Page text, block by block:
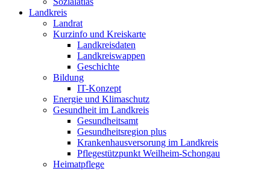
Landkreis
Landrat
Kurzinfo und Kreiskarte
Landkreisdaten
Landkreiswappen
Geschichte
Bildung
IT-Konzept
Energie und Klimaschutz
Gesundheit im Landkreis
Gesundheitsamt
Gesundheitsregion plus
Krankenhausversorung im Landkreis
Pflegestützpunkt Weilheim-Schongau
Heimatpflege